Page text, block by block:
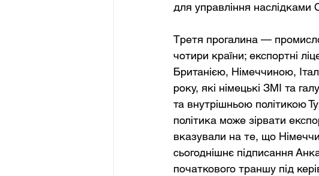
для управління наслідками
Третя прогалина —
чотири країни; експортні
Британією, Німеччиною,
року, які німецькі ЗМІ та
та внутрішньою політикою
політика може зірвати
вказували на те, що
сьогоднішнє підписання
початкового траншу під